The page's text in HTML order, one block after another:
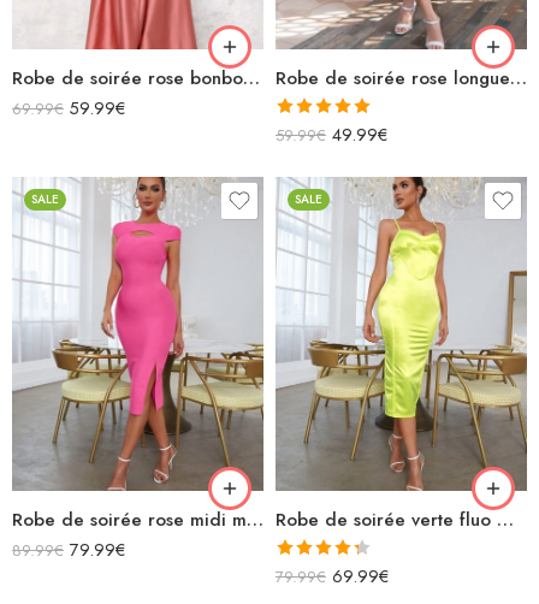
Robe de soirée rose bonbon longue en satin sans manches décolleté v bretelles croisées dans le dos
69.99€ 59.99€
Robe de soirée rose longue en satin bretelles spaghettis avec découpes
Note5.00
59.99€ 49.99€
SALE
Robe de soirée rose midi moulante fendue manches courtes découpe sexy avec chaînette zigzag dans le dos
89.99€ 79.99€
SALE
Robe de soirée verte fluo midi décolleté bretelles spaghettis en satin
Note4.33
79.99€ 69.99€